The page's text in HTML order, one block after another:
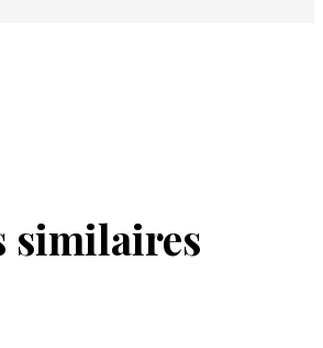
similaires